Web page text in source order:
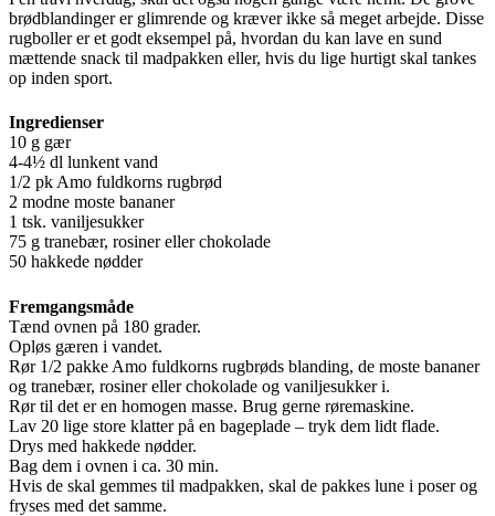
brødblandinger er glimrende og kræver ikke så meget arbejde. Disse
rugboller er et godt eksempel på, hvordan du kan lave en sund
mættende snack til madpakken eller, hvis du lige hurtigt skal tankes
op inden sport.
Ingredienser
10 g gær
4-4½ dl lunkent vand
1/2 pk Amo fuldkorns rugbrød
2 modne moste bananer
1 tsk. vaniljesukker
75 g tranebær, rosiner eller chokolade
50 hakkede nødder
Fremgangsmåde
Tænd ovnen på 180 grader.
Opløs gæren i vandet.
Rør 1/2 pakke Amo fuldkorns rugbrøds blanding, de moste bananer
og tranebær, rosiner eller chokolade og vaniljesukker i.
Rør til det er en homogen masse. Brug gerne røremaskine.
Lav 20 lige store klatter på en bageplade – tryk dem lidt flade.
Drys med hakkede nødder.
Bag dem i ovnen i ca. 30 min.
Hvis de skal gemmes til madpakken, skal de pakkes lune i poser og
fryses med det samme.